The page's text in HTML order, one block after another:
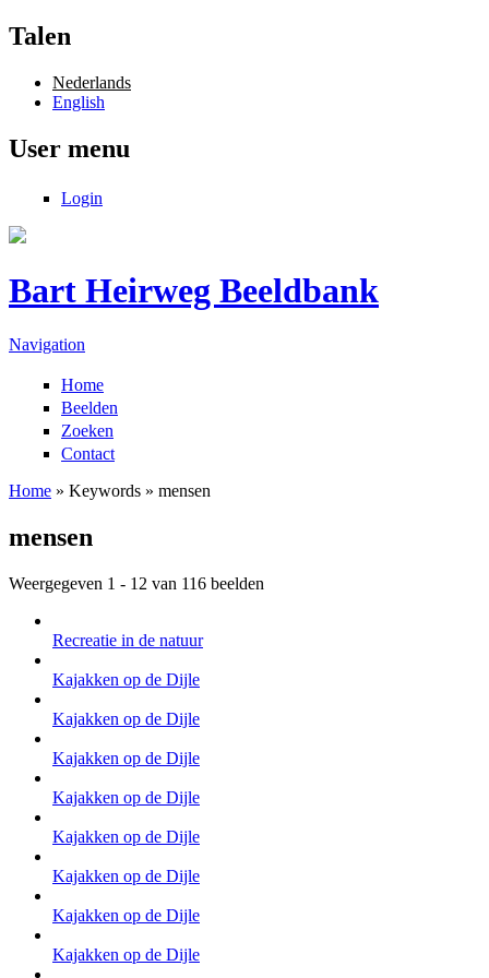
Overslaan en naar de inhoud gaan
Talen
Nederlands
English
User menu
Login
Bart Heirweg Beeldbank
Navigation
Home
Beelden
Zoeken
Contact
Home » Keywords » mensen
mensen
Weergegeven 1 - 12 van 116 beelden
Recreatie in de natuur
Kajakken op de Dijle
Kajakken op de Dijle
Kajakken op de Dijle
Kajakken op de Dijle
Kajakken op de Dijle
Kajakken op de Dijle
Kajakken op de Dijle
Kajakken op de Dijle